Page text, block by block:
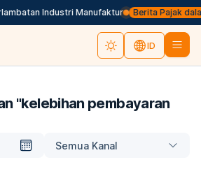
Industri Manufaktur Berita Pajak
ID
"kelebihan pembayaran
Semua Kanal